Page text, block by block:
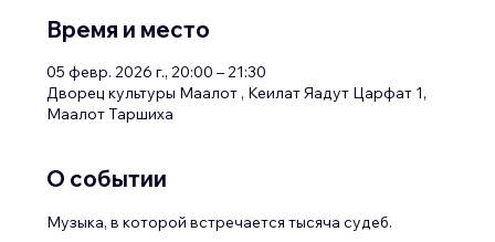
Время и место
05 февр. 2026 г., 20:00 – 21:30
Дворец культуры Маалот , Кеилат Яадут Царфат 1,
Маалот Таршиха
О событии
Музыка, в которой встречается тысяча судеб.